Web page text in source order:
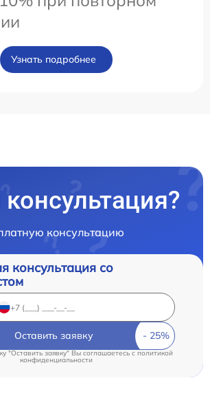
Узнать подробнее
консультацию
консультация со
Оставить заявку
"Оставить заявку" Вы соглашаетесь c политикой
конфиденциальности